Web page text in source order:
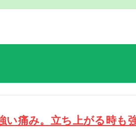
い痛み。立ち上がる時も